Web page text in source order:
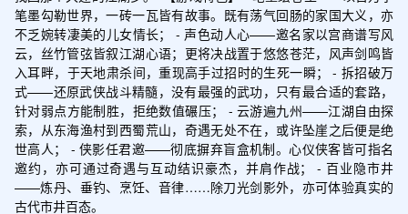
笔墨勾勒世界，一砖一瓦皆有故事。既有荡气回肠的家国大义，亦
不乏婉转凄美的儿女情长； - 声色动人心——邀名家以宫商谱写风
云，丝竹管弦皆叙江湖心语；更将决战置于悠悠苍茫，风声剑鸣皆
入耳畔，于天地肃杀间，重现高手过招时的生死一瞬； - 拆招破万
式——还原武侠战斗精髓，没有最强的武功，只有最合适的套路，
针对弱点方能制胜，拒绝数值碾压； - 云游遍九州——江湖自由探
索，从东海渔村到西蜀荒山，奇遇无处不在，或许坠崖之后便是绝
世高人； - 侠影任君邀——彻底摒弃盲盒机制。心仪侠客皆可指名
邀约，亦可通过奇遇与互动结识豪杰，并肩作战； - 百业隐市井
——炼丹、垂钓、烹饪、音律……除刀光剑影外，亦可体验真实的
古代市井百态。